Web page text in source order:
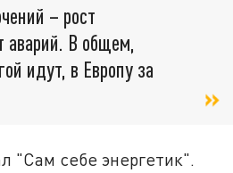
– рост
аварий. В общем,
идут, в Европу за
"Сам себе энергетик".